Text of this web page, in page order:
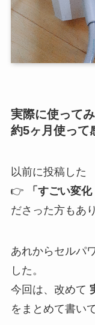
実際に使って
約5ヶ月使って
以前に投稿した
👉
「すごい変
ださった方もあ
あれからセルパ
した。
今回は、改めて
をまとめて書い